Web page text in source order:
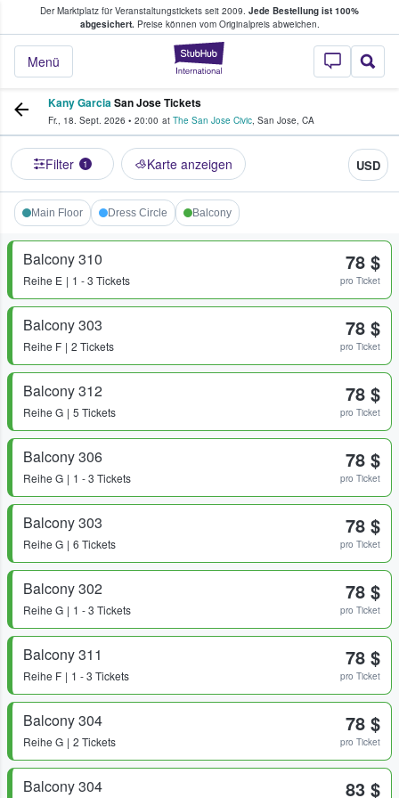
Der Marktplatz für Veranstaltungstickets seit 2009. Jede Bestellung ist 100%
abgesichert.Preise können vom Originalpreis abweichen.
StubHub - Wo
Menü
Tickets kaufen & verkaufen
Kany GarciaSan Jose Tickets
Fr., 18. Sept. 2026 • 20:00 at The San Jose Civic, San Jose, CA
Filter 1 Karte anzeigen USD
Main Floor Dress Circle Balcony
Balcony 310
Reihe E 1 - 3 Tickets
78 $
pro Ticket
Balcony 303
Reihe F 2 Tickets
78 $
pro Ticket
Balcony 312
Reihe G 5 Tickets
78 $
pro Ticket
Balcony 306
Reihe G 1 - 3 Tickets
78 $
pro Ticket
Balcony 303
Reihe G 6 Tickets
78 $
pro Ticket
Balcony 302
Reihe G 1 - 3 Tickets
78 $
pro Ticket
Balcony 311
Reihe F 1 - 3 Tickets
78 $
pro Ticket
Balcony 304
Reihe G 2 Tickets
78 $
pro Ticket
Balcony 304 83 $